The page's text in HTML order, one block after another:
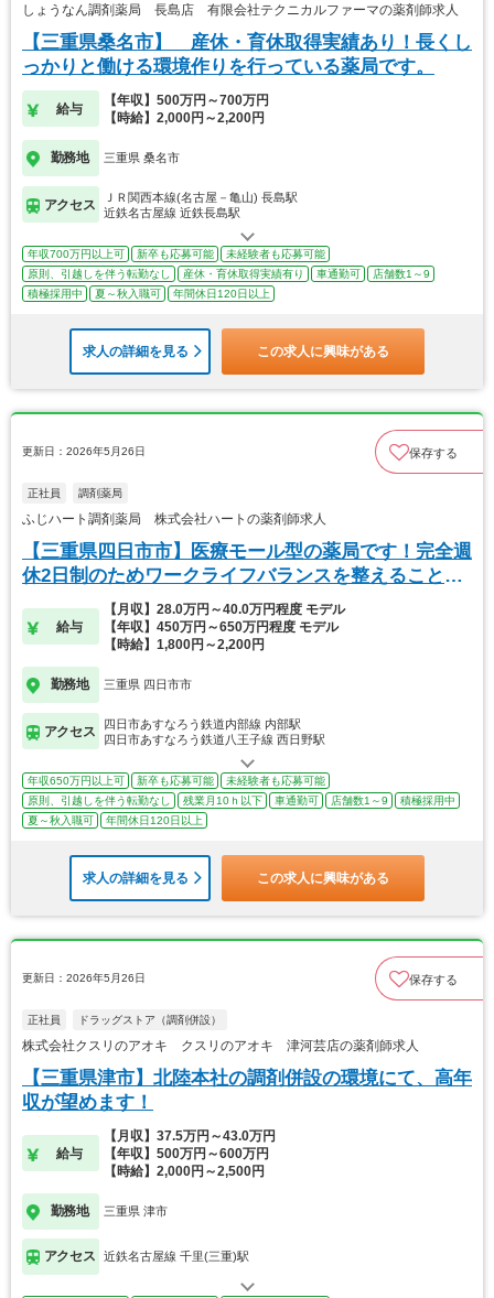
しょうなん調剤薬局 長島店 有限会社テクニカルファーマの薬剤師求人
【三重県桑名市】 産休・育休取得実績あり！長くし
っかりと働ける環境作りを行っている薬局です。
給与
【年収】500万円～700万円
【時給】2,000円～2,200円
勤務地 三重県 桑名市
アクセス
ＪＲ関西本線(名古屋－亀山) 長島駅
近鉄名古屋線 近鉄長島駅
年収700万円以上可 新卒も応募可能
未経験者も応募可能
原則、引越しを伴う転勤なし
産休・育休取得実績有り 車通勤可
店舗数1～9
積極採用中
夏～秋入職可 年間休日120日以上
求人の詳細を見る この求人に興味がある
更新日：2026年5月26日 保存する
正社員 調剤薬局
ふじハート調剤薬局 株式会社ハートの薬剤師求人
【三重県四日市市】医療モール型の薬局です！完全週
休2日制のためワークライフバランスを整えることが
給与
【月収】28.0万円～40.0万円程度 モデル
【年収】450万円～650万円程度 モデル
【時給】1,800円～2,200円
勤務地 三重県 四日市市
アクセス
四日市あすなろう鉄道内部線 内部駅
四日市あすなろう鉄道八王子線 西日野駅
年収650万円以上可 新卒も応募可能
未経験者も応募可能
原則、引越しを伴う転勤なし
残業月10ｈ以下 車通勤可 店舗数1～9
積極採用中
夏～秋入職可
年間休日120日以上
求人の詳細を見る この求人に興味がある
更新日：2026年5月26日 保存する
正社員 ドラッグストア（調剤併設）
株式会社クスリのアオキ クスリのアオキ 津河芸店の薬剤師求人
【三重県津市】北陸本社の調剤併設の環境にて、高年
収が望めます！
給与
【月収】37.5万円～43.0万円
【年収】500万円～600万円
【時給】2,000円～2,500円
勤務地 三重県 津市
アクセス 近鉄名古屋線 千里(三重)駅